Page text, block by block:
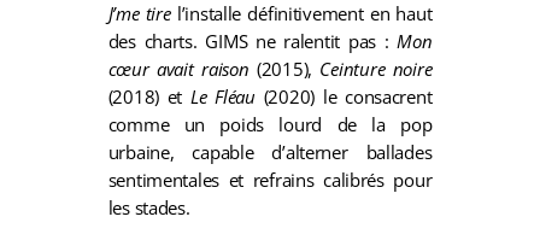
J’me tirel’installe définitivement en haut
des charts. GIMS ne ralentit pas :Mon
cœur avait raison (2015), Ceinture noire
(2018) et Le Fléau (2020) le consacrent
comme un poids lourd de la pop
urbaine, capable d’alterner ballades
sentimentales et refrains calibrés pour
les stades.